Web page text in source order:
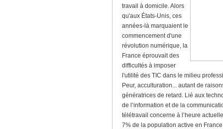
travail à domicile. Alors
qu'aux États-Unis, ces
années-là marquaient le
commencement d'une
révolution numérique, la
France éprouvait des
difficultés à imposer
l'utilité des TIC dans le milieu
Peur, acculturation... autant de
génératrices de retard. Lié aux
de l’information et de la
télétravail concerne à l’heure
7% de la population active en